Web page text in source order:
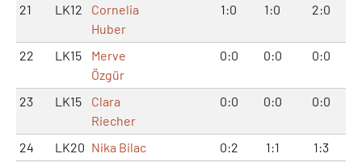
21 LK12
Cornelia
Huber
1:0 1:0 2:0
22 LK15
Merve
Özgür
0:0 0:0 0:0
23 LK15
Clara
Riecher
0:0 0:0 0:0
24 LK20 Nika Bilac 0:2 1:1
1:3